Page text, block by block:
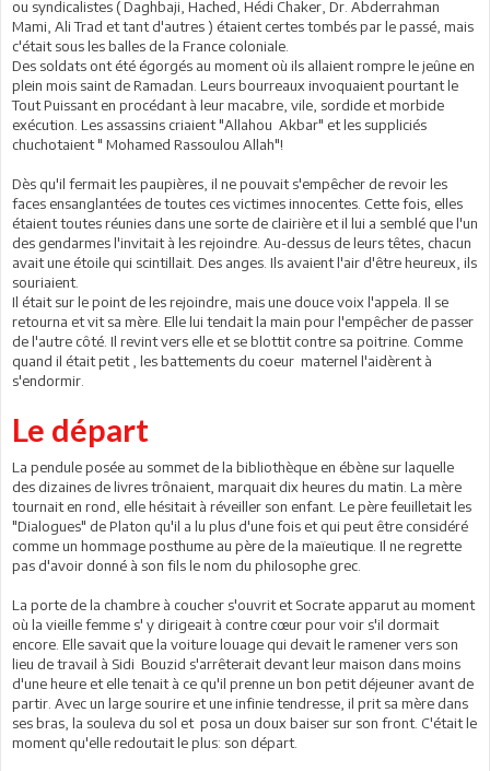
ou syndicalistes ( Daghbaji, Hached, Hédi Chaker, Dr. Abderrahman
Mami, Ali Trad et tant d'autres ) étaient certes tombés par le passé, mais
c'était sous les balles de la France coloniale.
Des soldats ont été égorgés au moment où ils allaient rompre le jeûne en
plein mois saint de Ramadan. Leurs bourreaux invoquaient pourtant le
Tout Puissant en procédant à leur macabre, vile, sordide et morbide
exécution. Les assassins criaient "Allahou Akbar" et les suppliciés
chuchotaient " Mohamed Rassoulou Allah"!
Dès qu'il fermait les paupières, il ne pouvait s'empêcher de revoir les
faces ensanglantées de toutes ces victimes innocentes. Cette fois, elles
étaient toutes réunies dans une sorte de clairière et il lui a semblé que l'un
des gendarmes l'invitait à les rejoindre. Au-dessus de leurs têtes, chacun
avait une étoile qui scintillait. Des anges. Ils avaient l'air d'être heureux, ils
souriaient.
Il était sur le point de les rejoindre, mais une douce voix l'appela. Il se
retourna et vit sa mère. Elle lui tendait la main pour l'empêcher de passer
de l'autre côté. Il revint vers elle et se blottit contre sa poitrine. Comme
quand il était petit , les battements du coeur maternel l'aidèrent à
s'endormir.
Le départ
La pendule posée au sommet de la bibliothèque en ébène sur laquelle
des dizaines de livres trônaient, marquait dix heures du matin. La mère
tournait en rond, elle hésitait à réveiller son enfant. Le père feuilletait les
"Dialogues" de Platon qu'il a lu plus d'une fois et qui peut être considéré
comme un hommage posthume au père de la maïeutique. Il ne regrette
pas d'avoir donné à son fils le nom du philosophe grec.
La porte de la chambre à coucher s'ouvrit et Socrate apparut au moment
où la vieille femme s' y dirigeait à contre cœur pour voir s'il dormait
encore. Elle savait que la voiture louage qui devait le ramener vers son
lieu de travail à Sidi Bouzid s'arrêterait devant leur maison dans moins
d'une heure et elle tenait à ce qu'il prenne un bon petit déjeuner avant de
partir. Avec un large sourire et une infinie tendresse, il prit sa mère dans
ses bras, la souleva du sol et posa un doux baiser sur son front. C'était le
moment qu'elle redoutait le plus: son départ.